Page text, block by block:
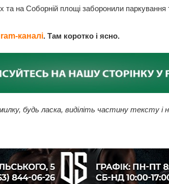
та на Соборній площі заборонили паркування
каналі. Там коротко і ясно.
будь ласка, виділіть частину тексту і